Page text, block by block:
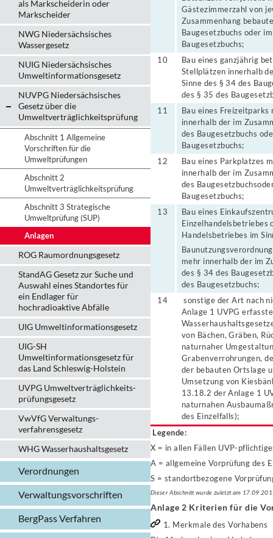
als Markscheiderin oder
Markscheider
NWG Niedersächsisches
Wassergesetz
NUIG Niedersächsisches
Umweltinformationsgesetz
NUVPG Niedersächsisches
Gesetz über die
Umweltverträglichkeitsprüfung
Abschnitt 1 Allgemeine
Vorschriften für die
Umweltprüfungen
Abschnitt 2
Umweltverträglichkeitsprüfung
Abschnitt 3 Strategische
Umweltprüfung (SUP)
Anlagen
ROG Raumordnungsgesetz
StandAG Gesetz zur Suche und
Auswahl eines Standortes für
ein Endlager für
hochradioaktive Abfälle
UIG Umweltinformationsgesetz
UIG-SH
Umweltinformationsgesetz für
das Land Schleswig-Holstein
UVPG Umweltverträglich­keits­
prüfungs­gesetz
VwVfG Verwaltungs­
verfahrens­gesetz
WHG Wasserhaushalts­gesetz
Verordnungen
Verwaltungs­vorschriften
BergPass Verfahren
Gästezimmerzahl von
Zusammenhang
Baugesetzbuchs oder
Baugesetzbuchs;
10
Bau eines ganzjährig
Stellplätzen innerhalb
Sinne des § 34 des
des § 35 des
11
Bau eines
innerhalb der im
des Baugesetzbuchs
Baugesetzbuchs;
12
Bau eines Parkplatzes
innerhalb der im
des
Baugesetzbuchs;
13
Bau eines
Einzelhandelsbetriebes
Handelsbetriebes im
mehr innerhalb der im
des § 34 des
des Baugesetzbuchs;
14
sonstige der Art nach
Anlage 1 UVPG
von Bächen, Gräben,
naturnaher
Grabenverrohrungen,
der bebauten Ortslage
Umsetzung von
13.18.2 der Anlage 1
naturnahen
des Einzelfalls);
Legende:
X = in allen Fällen UVP-
A = allgemeine Vorprüfung des
S = standortbezogene
Dieser Abschnitt wurde zuletzt am
Anlage 2 Kriterien für die
1. Merkmale des Vorhabens